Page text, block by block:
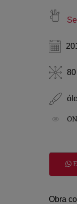
Obra